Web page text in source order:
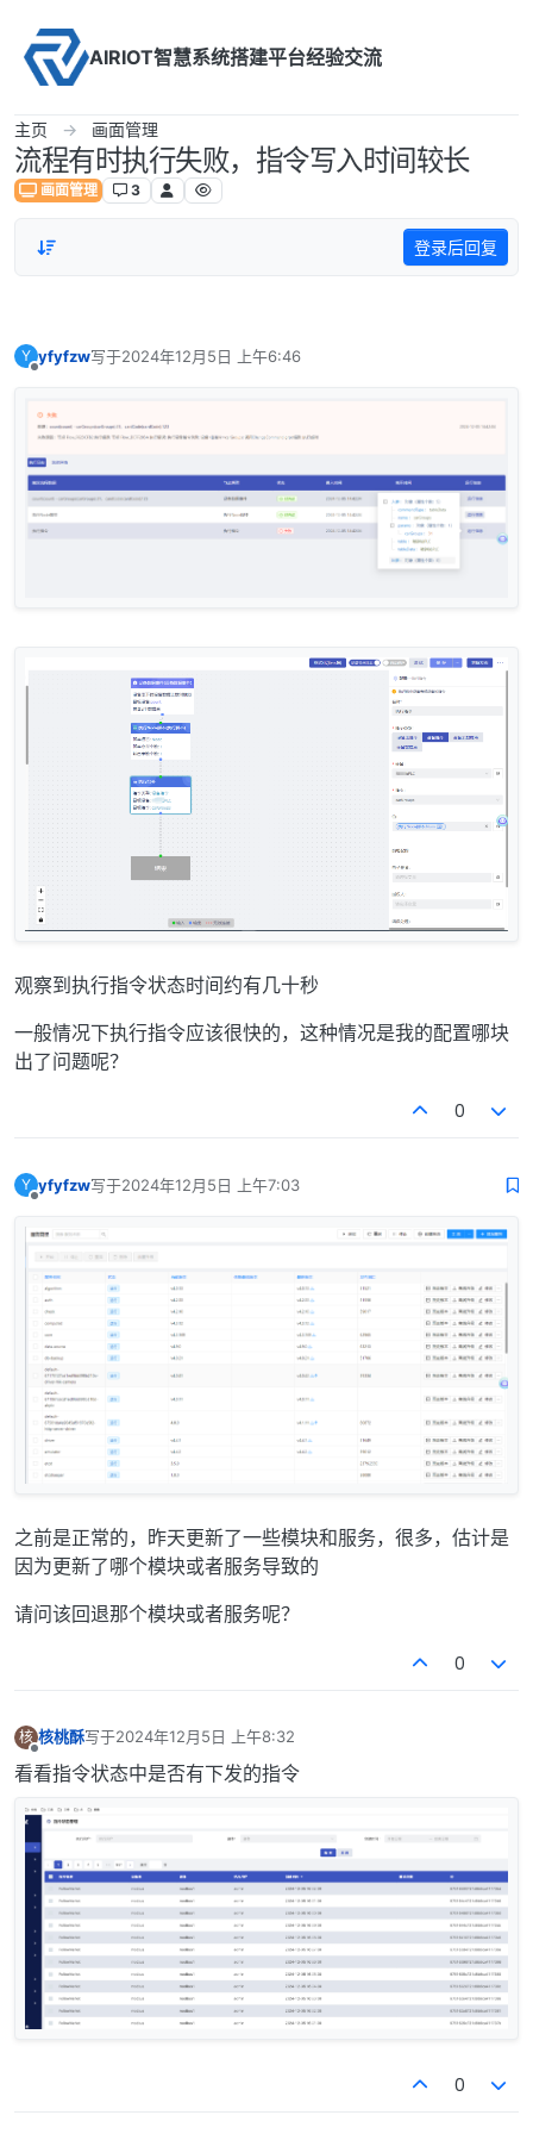
AIRIOT智慧系统搭建平台经验交流
主页 画面管理
流程有时执行失败，指令写入时间较长
画面管理 3
登录后回复
Y yfyfzw写于2024年12月5日 上午6:46
最后由 编辑
观察到执行指令状态时间约有几十秒
一般情况下执行指令应该很快的，这种情况是我的配置哪块
出了问题呢？
0
Y yfyfzw写于2024年12月5日 上午7:03
最后由 编辑
之前是正常的，昨天更新了一些模块和服务，很多，估计是
因为更新了哪个模块或者服务导致的
请问该回退那个模块或者服务呢？
0
核 核桃酥写于2024年12月5日 上午8:32
最后由 编辑
看看指令状态中是否有下发的指令
0